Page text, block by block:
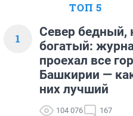
ТОП 5
1
Север бедный,
богатый:
проехал все
Башкирии —
них лучший
104 076 167